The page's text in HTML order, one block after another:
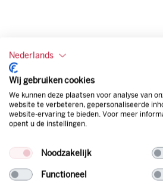
Nederlands
Wij gebruiken cookies
We kunnen deze plaatsen voor analyse van
website te verbeteren, gepersonaliseerde
website-ervaring te bieden. Voor meer
opent u de instellingen.
Noodzakelijk
Functioneel